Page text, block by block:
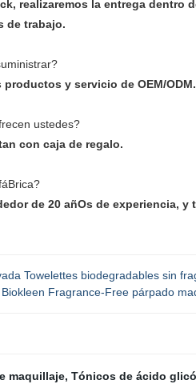
realizaremos la entrega dentro
trabajo.
y servicio de OEM/ODM.
ustedes?
con caja de regalo.
de 20 añOs de experiencia, y
Towelettes biodegradables sin
Fragrance-Free párpado
maquillaje, Tónicos de ácido